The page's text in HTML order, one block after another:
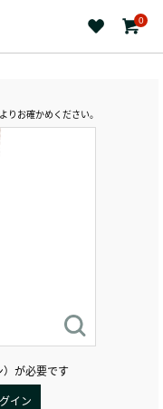
0
お確かめください。
）が必要です
イン